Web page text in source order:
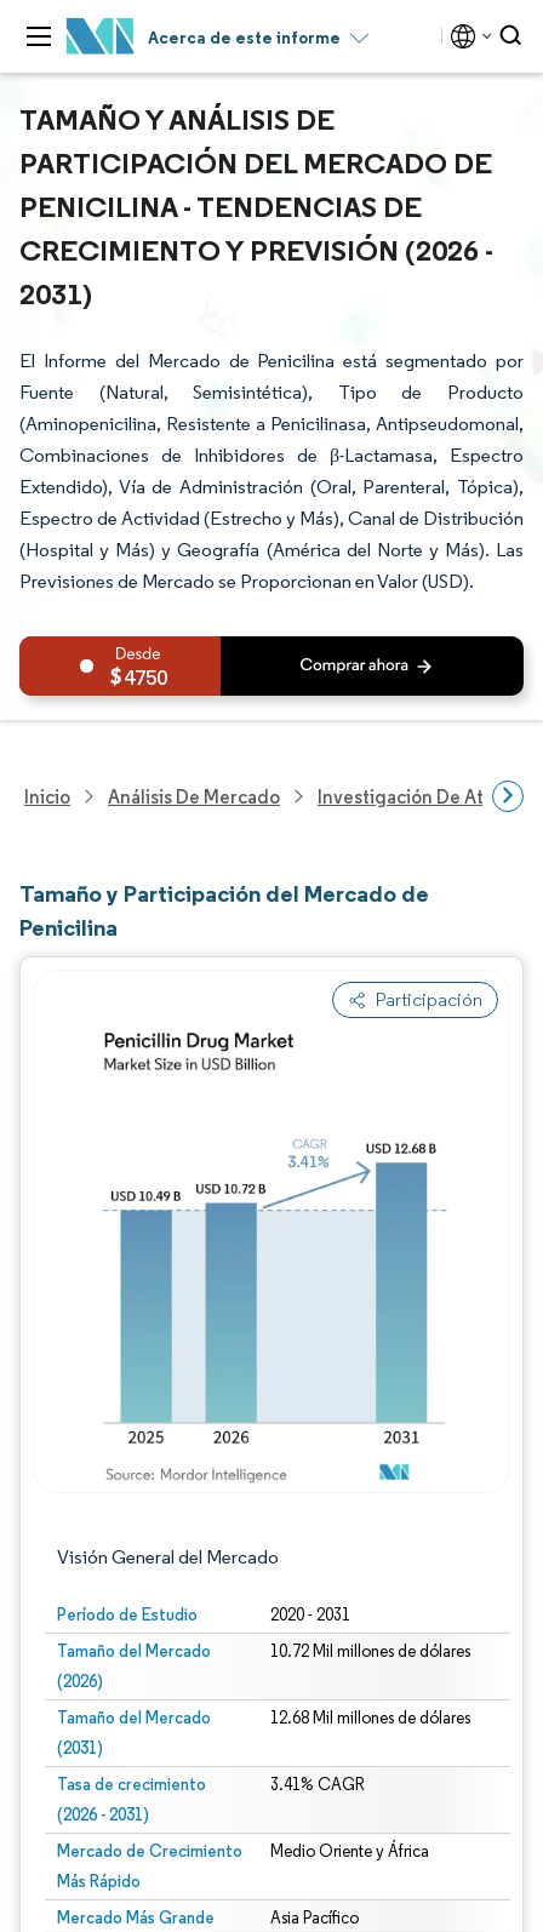
Acerca de este informe
TAMAÑO Y ANÁLISIS DE
PARTICIPACIÓN DEL MERCADO DE
PENICILINA - TENDENCIAS DE
CRECIMIENTO Y PREVISIÓN (2026 -
2031)
El Informe del Mercado de Penicilina está segmentado por
Fuente (Natural, Semisintética), Tipo de Producto
(Aminopenicilina, Resistente a Penicilinasa, Antipseudomonal,
Combinaciones de Inhibidores de β-Lactamasa, Espectro
Extendido), Vía de Administración (Oral, Parenteral, Tópica),
Espectro de Actividad (Estrecho y Más), Canal de Distribución
(Hospital y Más) y Geografía (América del Norte y Más). Las
Previsiones de Mercado se Proporcionan en Valor (USD).
4750
Inicio Análisis De Mercado Investigación De
Tamaño y Participación del Mercado de
Penicilina
Participación
Visión General del Mercado
Período de Estudio 2020 - 2031
Tamaño del Mercado
(2026)
10.72 Mil millones de dólares
Tamaño del Mercado
(2031)
12.68 Mil millones de dólares
Tasa de crecimiento
(2026 - 2031)
3.41% CAGR
Mercado de Crecimiento
Más Rápido
Medio Oriente y África
Mercado Más Grande Asia Pacífico